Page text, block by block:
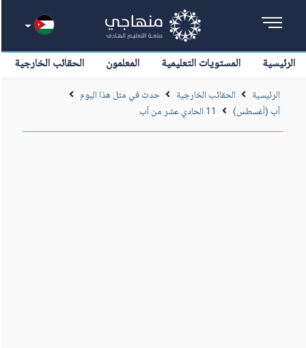
الرئيسية المستويات التعليمية المعلمون الحقائب الخارجية
الرئيسية الحقائب الخارجية
حدث في مثل هذا اليوم
آب (أغسطس)
11 الحادي عشر من آب